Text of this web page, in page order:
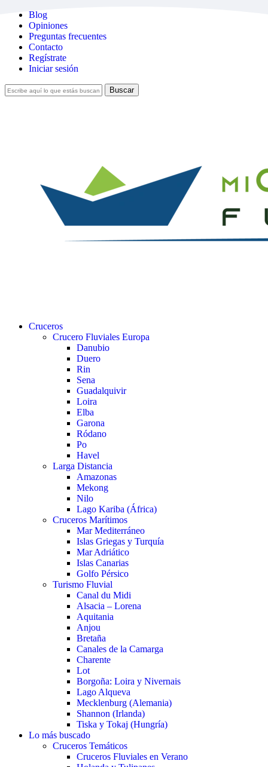
Skip
main
content
Blog
Opiniones
Preguntas frecuentes
Contacto
Regístrate
Iniciar sesión
Buscar
buscar
Menu
Cruceros
Crucero Fluviales Europa
Danubio
Duero
Rin
Sena
Guadalquivir
Loira
Elba
Garona
Ródano
Po
Havel
Larga Distancia
Amazonas
Mekong
Nilo
Lago Kariba (África)
Cruceros Marítimos
Mar Mediterráneo
Islas Griegas y Turquía
Mar Adriático
Islas Canarias
Golfo Pérsico
Turismo Fluvial
Canal du Midi
Alsacia – Lorena
Aquitania
Anjou
Bretaña
Canales de la Camarga
Charente
Lot
Borgoña: Loira y Nivernais
Lago Alqueva
Mecklenburg (Alemania)
Shannon (Irlanda)
Tiska y Tokaj (Hungría)
Lo más buscado
Cruceros Temáticos
Cruceros Fluviales en Verano